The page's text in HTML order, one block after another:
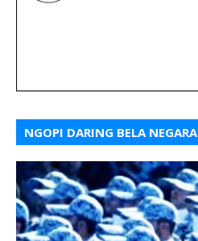
NGOPI DARING BELA NEGARA